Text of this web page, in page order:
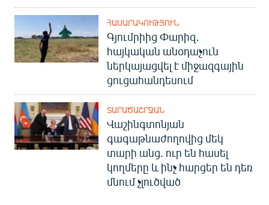
ՀԱՍԱՐԱԿՈՒԹՅՈՒՆ
Գյումրիից Փարիզ․
հայկական անօդաչուն
ներկայացվել է միջազգային
ցուցահանդեսում
ՏԱՐԱԾԱՇՐՋԱՆ
Վաշինգտոնյան
գագաթնաժողովից մեկ
տարի անց. ուր են հասել
կողմերը և ինչ հարցեր են դեռ
մնում չլուծված